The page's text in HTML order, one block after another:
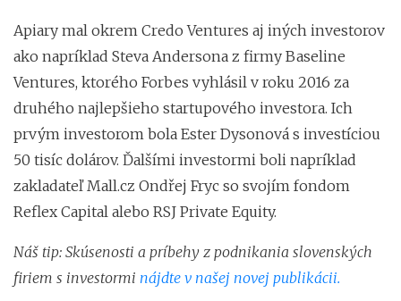
Apiary mal okrem Credo Ventures aj iných investorov
ako napríklad Steva Andersona z firmy Baseline
Ventures, ktorého Forbes vyhlásil v roku 2016 za
druhého najlepšieho startupového investora. Ich
prvým investorom bola Ester Dysonová s investíciou
50 tisíc dolárov. Ďalšími investormi boli napríklad
zakladateľ Mall.cz Ondřej Fryc so svojím fondom
Reflex Capital alebo RSJ Private Equity.
Náš tip: Skúsenosti a príbehy z podnikania slovenských
firiem s investormi nájdte v našej novej publikácii.